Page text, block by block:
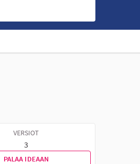
VERSIOT
3
PALAA IDEAAN